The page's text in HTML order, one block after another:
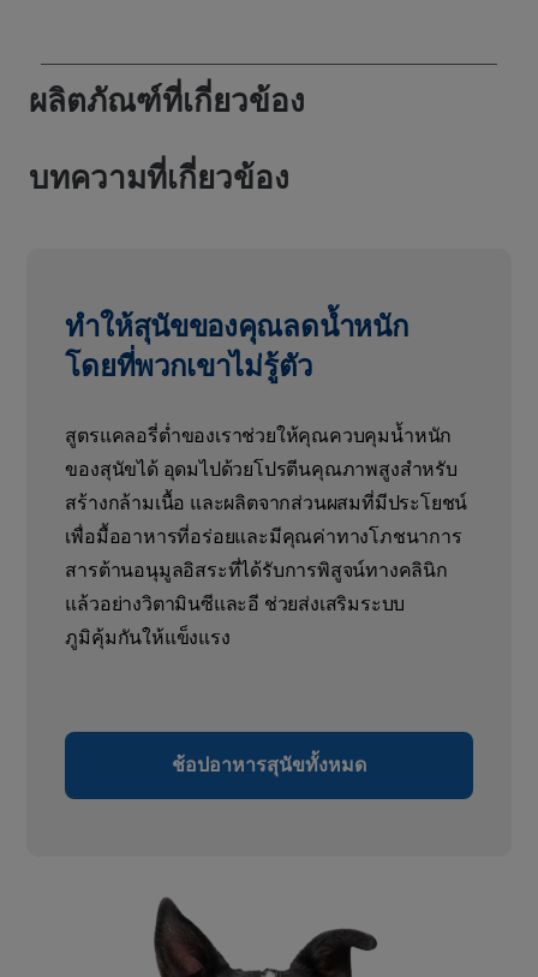
ผลิตภัณฑ์ที่เกี่ยวข้อง
บทความที่เกี่ยวข้อง
ทำให้สุนัขของคุณลดน้ำหนัก
โดยที่พวกเขาไม่รู้ตัว
สูตรแคลอรี่ต่ำของเราช่วยให้คุณควบคุมน้ำหนัก
ของสุนัขได้ อุดมไปด้วยโปรตีนคุณภาพสูงสำหรับ
สร้างกล้ามเนื้อ และผลิตจากส่วนผสมที่มีประโยชน์
เพื่อมื้ออาหารที่อร่อยและมีคุณค่าทางโภชนาการ
สารต้านอนุมูลอิสระที่ได้รับการพิสูจน์ทางคลินิก
แล้วอย่างวิตามินซีและอี ช่วยส่งเสริมระบบ
ภูมิคุ้มกันให้แข็งแรง
ช้อปอาหารสุนัขทั้งหมด